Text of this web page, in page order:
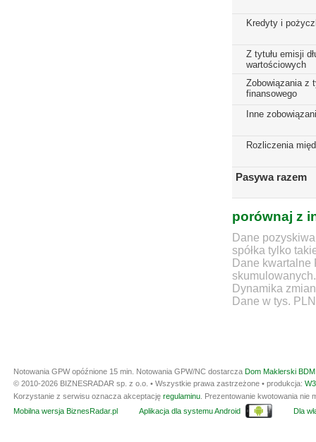
Kredyty i
Z tytułu emisji
wartościowych
Zobowiązania z
finansowego
Inne
Rozliczenia
Pasywa razem
porównaj z
Dane
spółka tylko
Dane
skumulowanych.
Dynamika
Dane w tys. PLN
Notowania GPW opóźnione 15 min. Notowania GPW/NC dostarcza Dom Maklerski
© 2010-2026 BIZNESRADAR sp. z o.o. • Wszystkie prawa zastrzeżone • produkcja:
Korzystanie z serwisu oznacza akceptację regulaminu . Prezentowanie kwotowania
Mobilna wersja BiznesRadar.pl
Aplikacja dla systemu Android Dla